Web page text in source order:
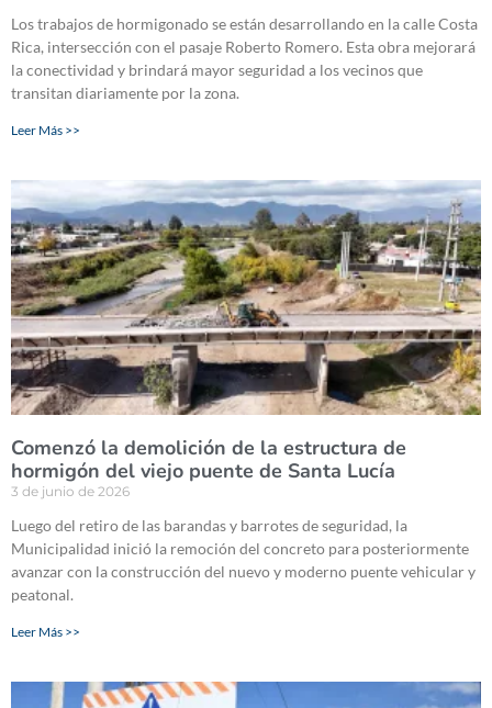
Los trabajos de hormigonado se están desarrollando en la calle Costa
Rica, intersección con el pasaje Roberto Romero. Esta obra mejorará
la conectividad y brindará mayor seguridad a los vecinos que
transitan diariamente por la zona.
Leer Más >>
Comenzó la demolición de la estructura de
hormigón del viejo puente de Santa Lucía
3 de junio de 2026
Luego del retiro de las barandas y barrotes de seguridad, la
Municipalidad inició la remoción del concreto para posteriormente
avanzar con la construcción del nuevo y moderno puente vehicular y
peatonal.
Leer Más >>